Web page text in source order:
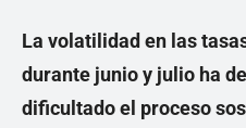
La volatilidad en las
durante junio y julio ha
dificultado el proceso